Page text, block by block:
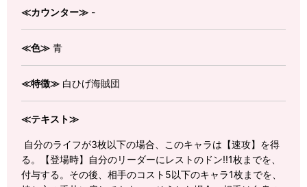
≪カウンター≫ -
≪色≫ 青
≪特徴≫ 白ひげ海賊団
≪テキスト≫
自分のライフが3枚以下の場合、このキャラは【速攻】を得
る。【登場時】自分のリーダーにレストのドン!!1枚までを、
付与する。その後、相手のコスト5以下のキャラ1枚までを、